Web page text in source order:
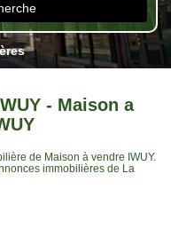
- Maison a
de Maison à vendre IWUY.
immobilières de La